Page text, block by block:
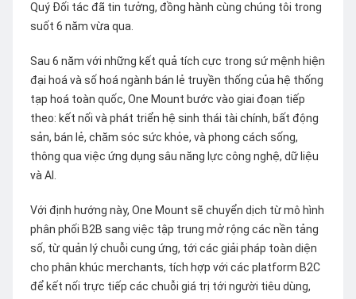
Quý Đối tác đã tin tưởng, đồng hành cùng chúng tôi trong
suốt 6 năm vừa qua.
Sau 6 năm với những kết quả tích cực trong sứ mệnh hiện
đại hoá và số hoá ngành bán lẻ truyền thống của hệ thống
tạp hoá toàn quốc, One Mount bước vào giai đoạn tiếp
theo: kết nối và phát triển hệ sinh thái tài chính, bất động
sản, bán lẻ, chăm sóc sức khỏe, và phong cách sống,
thông qua việc ứng dụng sâu năng lực công nghệ, dữ liệu
và AI.
Với định hướng này, One Mount sẽ chuyển dịch từ mô hình
phân phối B2B sang việc tập trung mở rộng các nền tảng
số, từ quản lý chuỗi cung ứng, tới các giải pháp toàn diện
cho phân khúc merchants, tích hợp với các platform B2C
để kết nối trực tiếp các chuỗi giá trị tới người tiêu dùng,